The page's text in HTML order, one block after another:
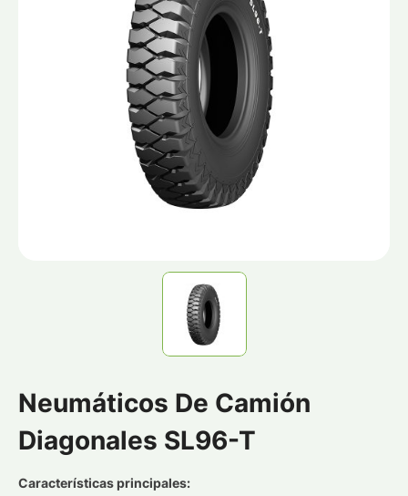
Neumáticos De Camión
Diagonales SL96-T
Características principales: